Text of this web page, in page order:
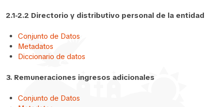
2.1-2.2 Directorio y distributivo personal de la entidad
Conjunto de Datos
Metadatos
Diccionario de datos
3. Remuneraciones ingresos adicionales
Conjunto de Datos